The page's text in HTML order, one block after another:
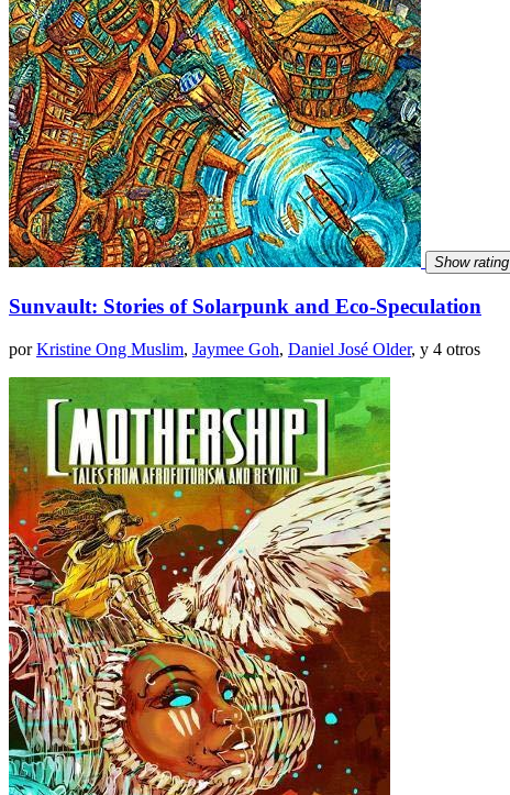
Show rating
Sunvault: Stories of Solarpunk and Eco-Speculation
porKristine Ong Muslim, Jaymee Goh, Daniel José Older, y 4 otros